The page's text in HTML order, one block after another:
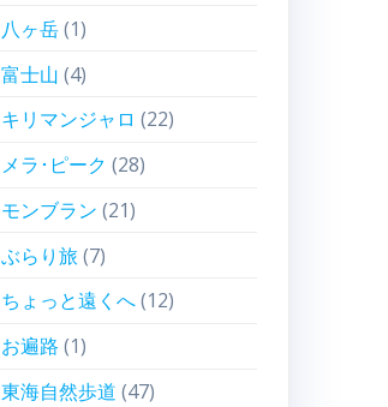
八ヶ岳(1)
富士山 (4)
キリマンジャロ (22)
メラ･ピーク (28)
モンブラン (21)
ぶらり旅 (7)
ちょっと遠くへ(12)
お遍路 (1)
東海自然歩道 (47)